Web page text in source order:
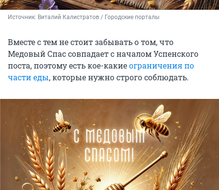
Источник: Виталий Калистратов / Городские порталы
Вместе с тем не стоит забывать о том, что
Медовый Спас совпадает с началом Успенского
поста, поэтому есть кое-какиеограничения по
части еды, которые нужно строго соблюдать.